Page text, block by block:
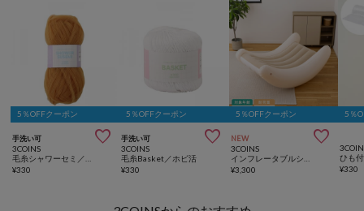
5％OFFクーポン
手洗い可 
3COINS
¥330
5％OFFクーポン
手洗い可 
3COINS
毛糸Basket／ホビ活
¥330
5％OFFクーポン
NEW 
3COINS
¥3,300
5％
¥330